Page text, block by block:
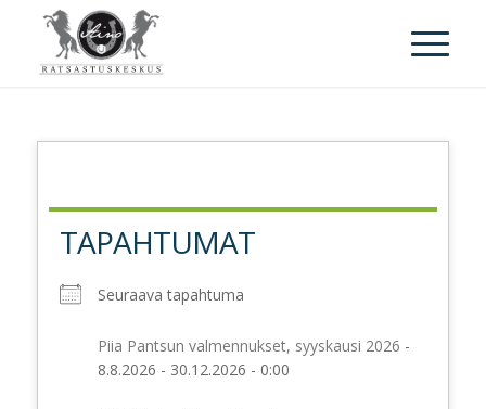
TAPAHTUMAT
Seuraava tapahtuma
Piia Pantsun valmennukset, syyskausi 2026 -
8.8.2026 - 30.12.2026 - 0:00